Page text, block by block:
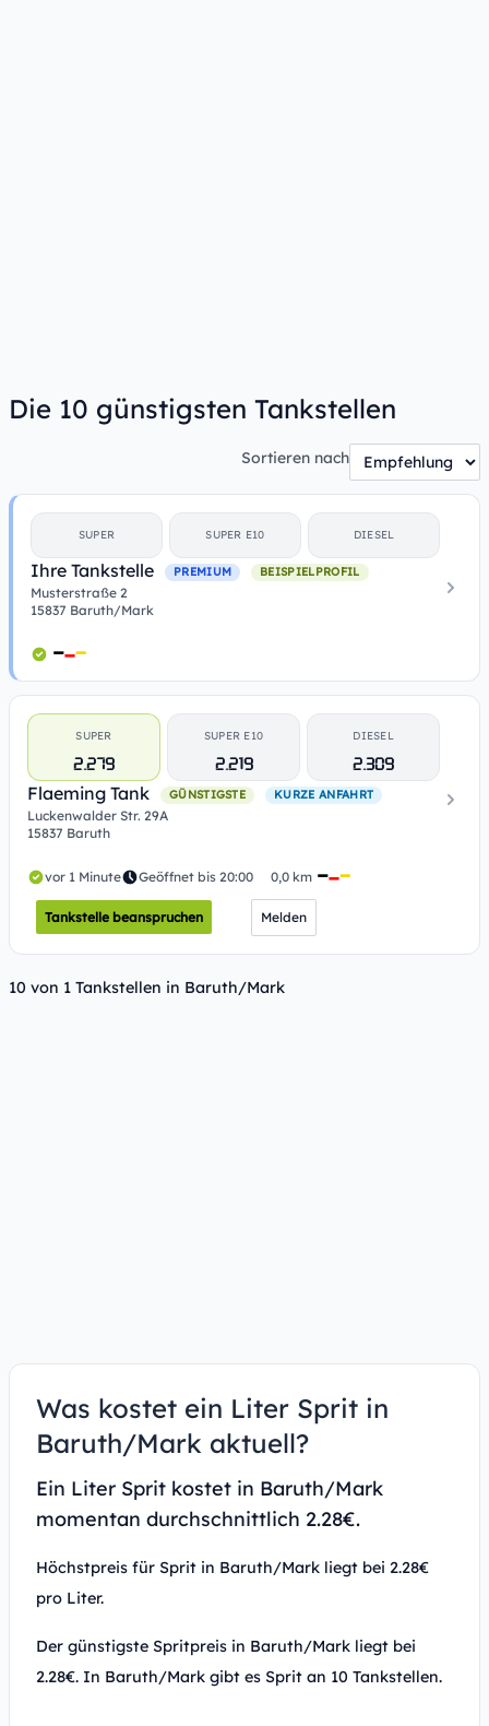
Die 10 günstigsten Tankstellen
Sortieren nach
SUPER SUPER E10 DIESEL
Ihre Tankstelle PREMIUM BEISPIELPROFIL
Musterstraße 2
15837 Baruth/Mark
SUPER
2.279
SUPER E10
2.219
DIESEL
2.309
Flaeming Tank
GÜNSTIGSTE KURZE ANFAHRT
Luckenwalder Str. 29A
15837 Baruth
vor 1 Minute Geöffnet bis 20:00 0,0 km
Tankstelle beanspruchen Melden
10 von 1 Tankstellen in Baruth/Mark
Was kostet ein Liter Sprit in
Baruth/Mark aktuell?
Ein Liter Sprit kostet in Baruth/Mark
momentan durchschnittlich 2.28€.
Höchstpreis für Sprit in Baruth/Mark liegt bei 2.28€
pro Liter.
Der günstigste Spritpreis in Baruth/Mark liegt bei
2.28€. In Baruth/Mark gibt es Sprit an 10 Tankstellen.